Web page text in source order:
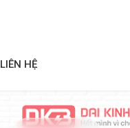
LIÊN HỆ